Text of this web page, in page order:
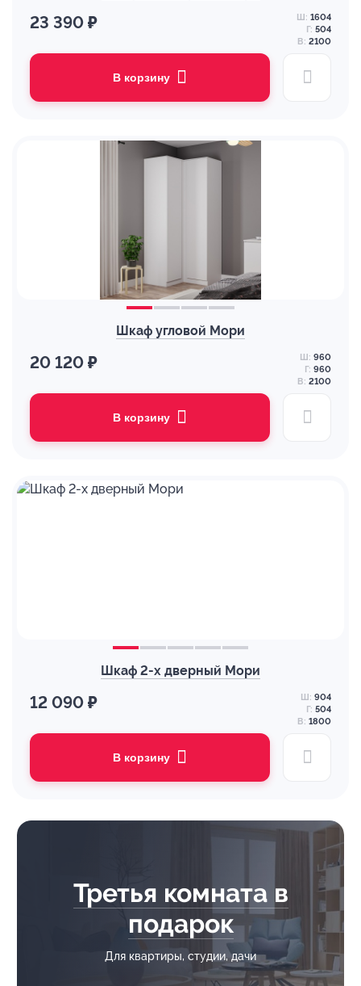
23 390 ₽ Ш: 1604
Г: 504
В: 2100
В корзину
Шкаф угловой Мори
20 120 ₽ Ш: 960
Г: 960
В: 2100
В корзину
Шкаф 2-х дверный Мори
12 090 ₽ Ш: 904
Г: 504
В: 1800
В корзину
Третья комната в
подарок
Для квартиры, студии, дачи